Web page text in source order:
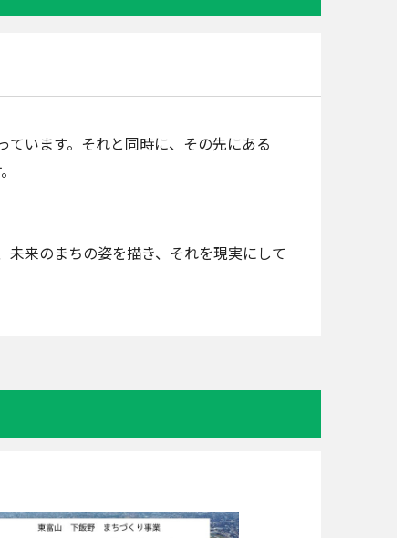
います。それと同時に、その先にある
来のまちの姿を描き、それを現実にして